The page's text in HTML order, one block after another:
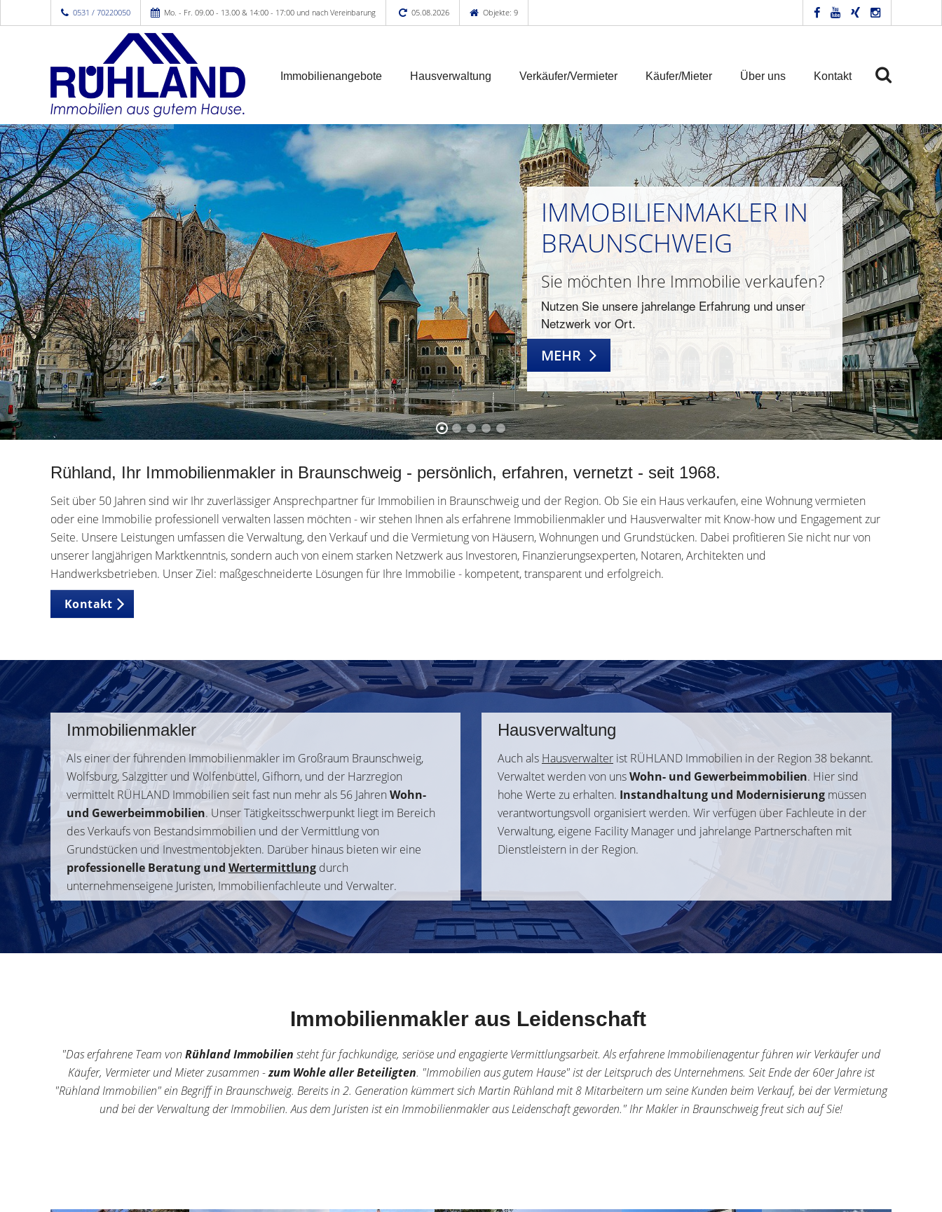
0531 / 70220050 Mo. - Fr. 09.00 - 13.00 & 14:00 - 17:00 und nach Vereinbarung 05.08.2026 Objekte: 9
Immobilienangebote Hausverwaltung Verkäufer/Vermieter Käufer/Mieter Über uns Kontakt
IMMOBILIENMAKLER IN
BRAUNSCHWEIG
Sie möchten Ihre Immobilie verkaufen?
Nutzen Sie unsere jahrelange Erfahrung und unser
Netzwerk vor Ort.
MEHR
Rühland, Ihr Immobilienmakler in Braunschweig - persönlich, erfahren, vernetzt - seit 1968.
Seit über 50 Jahren sind wir Ihr zuverlässiger Ansprechpartner für Immobilien in Braunschweig und der Region. Ob Sie ein Haus verkaufen, eine Wohnung vermieten
oder eine Immobilie professionell verwalten lassen möchten - wir stehen Ihnen als erfahrene Immobilienmakler und Hausverwalter mit Know-how und Engagement zur
Seite. Unsere Leistungen umfassen die Verwaltung, den Verkauf und die Vermietung von Häusern, Wohnungen und Grundstücken. Dabei profitieren Sie nicht nur von
unserer langjährigen Marktkenntnis, sondern auch von einem starken Netzwerk aus Investoren, Finanzierungsexperten, Notaren, Architekten und
Handwerksbetrieben. Unser Ziel: maßgeschneiderte Lösungen für Ihre Immobilie - kompetent, transparent und erfolgreich.
Kontakt
Immobilienmakler
Als einer der führenden Immobilienmakler im Großraum Braunschweig,
Wolfsburg, Salzgitter und Wolfenbüttel, Gifhorn, und der Harzregion
vermittelt RÜHLAND Immobilien seit fast nun mehr als 56 JahrenWohn-
und Gewerbeimmobilien. Unser Tätigkeitsschwerpunkt liegt im Bereich
des Verkaufs von Bestandsimmobilien und der Vermittlung von
Grundstücken und Investmentobjekten. Darüber hinaus bieten wir eine
professionelle Beratung und Wertermittlung durch
unternehmenseigene Juristen, Immobilienfachleute und Verwalter.
Hausverwaltung
Auch als Hausverwalter ist RÜHLAND Immobilien in der Region 38 bekannt.
Verwaltet werden von unsWohn- und Gewerbeimmobilien. Hier sind
hohe Werte zu erhalten. Instandhaltung und Modernisierung müssen
verantwortungsvoll organisiert werden. Wir verfügen über Fachleute in der
Verwaltung, eigene Facility Manager und jahrelange Partnerschaften mit
Dienstleistern in der Region.
Immobilienmakler aus Leidenschaft
"Das erfahrene Team von Rühland Immobilien steht für fachkundige, seriöse und engagierte Vermittlungsarbeit. Als erfahrene Immobilienagentur führen wir Verkäufer und
Käufer, Vermieter und Mieter zusammen -zum Wohle aller Beteiligten. "Immobilien aus gutem Hause" ist der Leitspruch des Unternehmens. Seit Ende der 60er Jahre ist
"Rühland Immobilien" ein Begriff in Braunschweig. Bereits in 2. Generation kümmert sich Martin Rühland mit 8 Mitarbeitern um seine Kunden beim Verkauf, bei der Vermietung
und bei der Verwaltung der Immobilien. Aus dem Juristen ist ein Immobilienmakler aus Leidenschaft geworden." Ihr Makler in Braunschweig freut sich auf Sie!